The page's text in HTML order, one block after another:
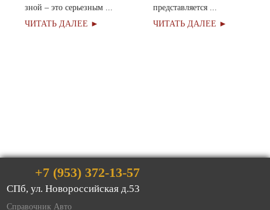
зной – это серьезным ...
ЧИТАТЬ ДАЛЕЕ ►
представляется ...
ЧИТАТЬ ДАЛЕЕ ►
+7 (953) 372-13-57
СПб, ул. Новоросcийская д.53
Справочник Авто